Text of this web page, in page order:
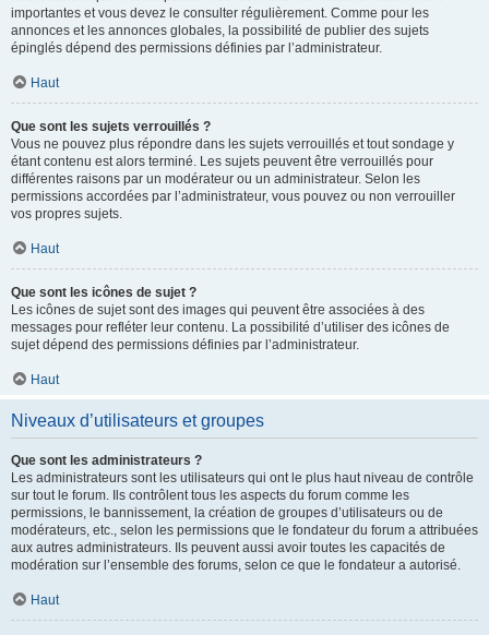
importantes et vous devez le consulter régulièrement. Comme pour les
annonces et les annonces globales, la possibilité de publier des sujets
épinglés dépend des permissions définies par l’administrateur.
Haut
Que sont les sujets verrouillés ?
Vous ne pouvez plus répondre dans les sujets verrouillés et tout sondage y
étant contenu est alors terminé. Les sujets peuvent être verrouillés pour
différentes raisons par un modérateur ou un administrateur. Selon les
permissions accordées par l’administrateur, vous pouvez ou non verrouiller
vos propres sujets.
Haut
Que sont les icônes de sujet ?
Les icônes de sujet sont des images qui peuvent être associées à des
messages pour refléter leur contenu. La possibilité d’utiliser des icônes de
sujet dépend des permissions définies par l’administrateur.
Haut
Niveaux d’utilisateurs et groupes
Que sont les administrateurs ?
Les administrateurs sont les utilisateurs qui ont le plus haut niveau de contrôle
sur tout le forum. Ils contrôlent tous les aspects du forum comme les
permissions, le bannissement, la création de groupes d’utilisateurs ou de
modérateurs, etc., selon les permissions que le fondateur du forum a attribuées
aux autres administrateurs. Ils peuvent aussi avoir toutes les capacités de
modération sur l’ensemble des forums, selon ce que le fondateur a autorisé.
Haut